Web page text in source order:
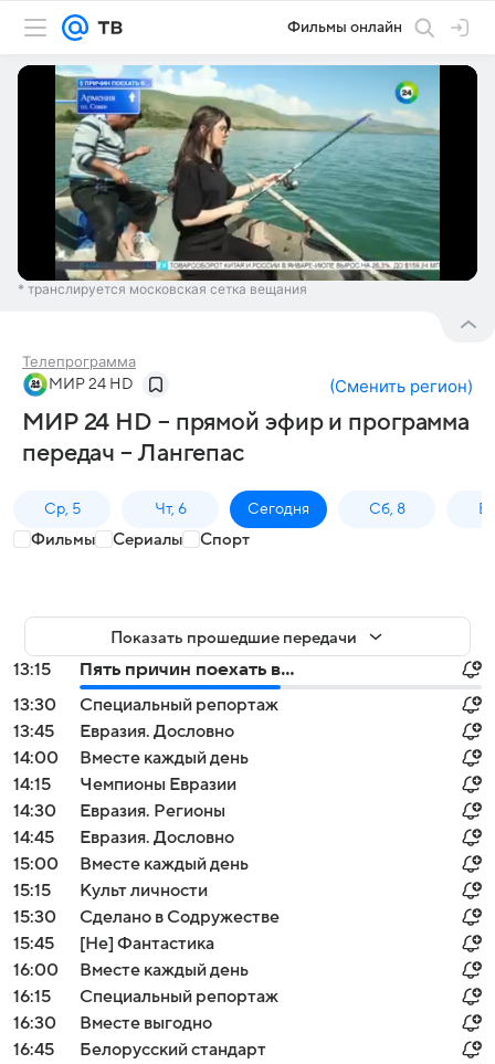
Фильмы онлайн
* транслируется московская сетка вещания
Телепрограмма
МИР 24 HD (Сменить регион)
МИР 24 HD – прямой эфир и программа
передач – Лангепас
Ср, 5 Чт, 6 Сегодня Сб, 8
Фильмы Сериалы Спорт
Показать прошедшие передачи
13:15
Пять причин поехать в...
13:30
Специальный репортаж
13:45
Евразия. Дословно
14:00
Вместе каждый день
14:15
Чемпионы Евразии
14:30
Евразия. Регионы
14:45
Евразия. Дословно
15:00
Вместе каждый день
15:15
Культ личности
15:30
Сделано в Содружестве
15:45
[Не] Фантастика
16:00
Вместе каждый день
16:15
Специальный репортаж
16:30
Вместе выгодно
16:45
Белорусский стандарт